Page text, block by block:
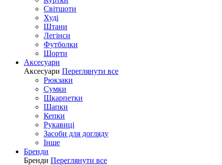
Світшоти
Худі
Штани
Легінси
Футболки
Шорти
Аксесуари
Аксесуари Переглянути все
Рюкзаки
Сумки
Шкарпетки
Шапки
Кепки
Рукавиці
Засоби для догляду
Інше
Бренди
Бренди Переглянути все